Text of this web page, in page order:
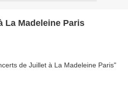
La Madeleine Paris